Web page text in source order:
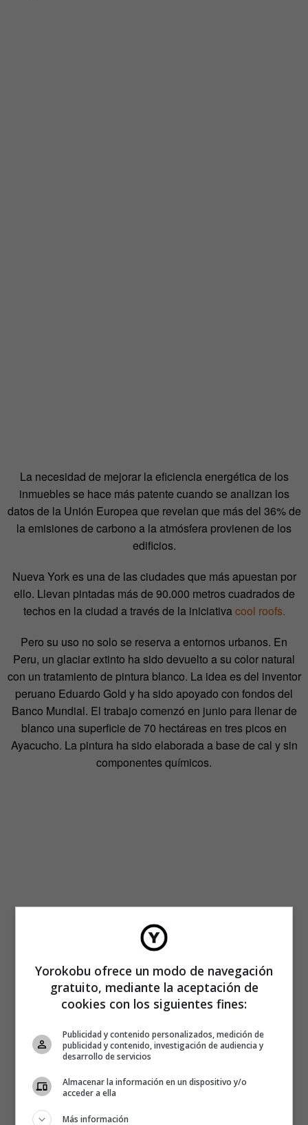
La necesidad de mejorar la eficiencia energética de los
inmuebles se hace más patente cuando se analizan los
datos de la Unión Europea que revelan que más del 36% de
la emisiones de carbono a la atmósfera provienen de los
edificios.
Nueva York es una de las ciudades que más apuestan por
ello. Llevan pintadas más de 90.000 metros cuadrados de
techos en la ciudad a través de la iniciativacool roofs.
Pero su uso no solo se reserva a entornos urbanos. En
Peru, un glaciar extinto ha sido devuelto a su color natural
con un tratamiento de pintura blanco. La idea es del inventor
peruano Eduardo Gold y ha sido apoyado con fondos del
Banco Mundial. El trabajo comenzó en junio para llenar de
blanco una superficie de 70 hectáreas en tres picos en
Ayacucho. La pintura ha sido elaborada a base de cal y sin
componentes químicos.
Yorokobu ofrece un modo de navegación
gratuito, mediante la aceptación de
cookies con los siguientes fines:
Publicidad y contenido personalizados, medición de
publicidad y contenido, investigación de audiencia y
desarrollo de servicios
Almacenar la información en un dispositivo y/o
acceder a ella
Más información